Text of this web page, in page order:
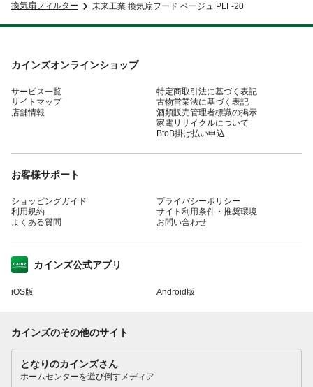
換気扇フィルター
未来工業 換気扇フード ベージュ PLF-20
カインズオンラインショップ
サービス一覧
サイトマップ
店舗情報
特定商取引法に基づく表記
古物営業法に基づく表記
酒類販売管理者標識の掲示
家電リサイクルについて
BtoB掛け払い申込
お客様サポート
ショッピングガイド
利用規約
よくある質問
プライバシーポリシー
サイト利用条件・推奨環境
お問い合わせ
カインズ公式アプリ
iOS版 Android版
カインズのその他のサイト
となりのカインズさん
ホームセンターを遊び倒すメディア